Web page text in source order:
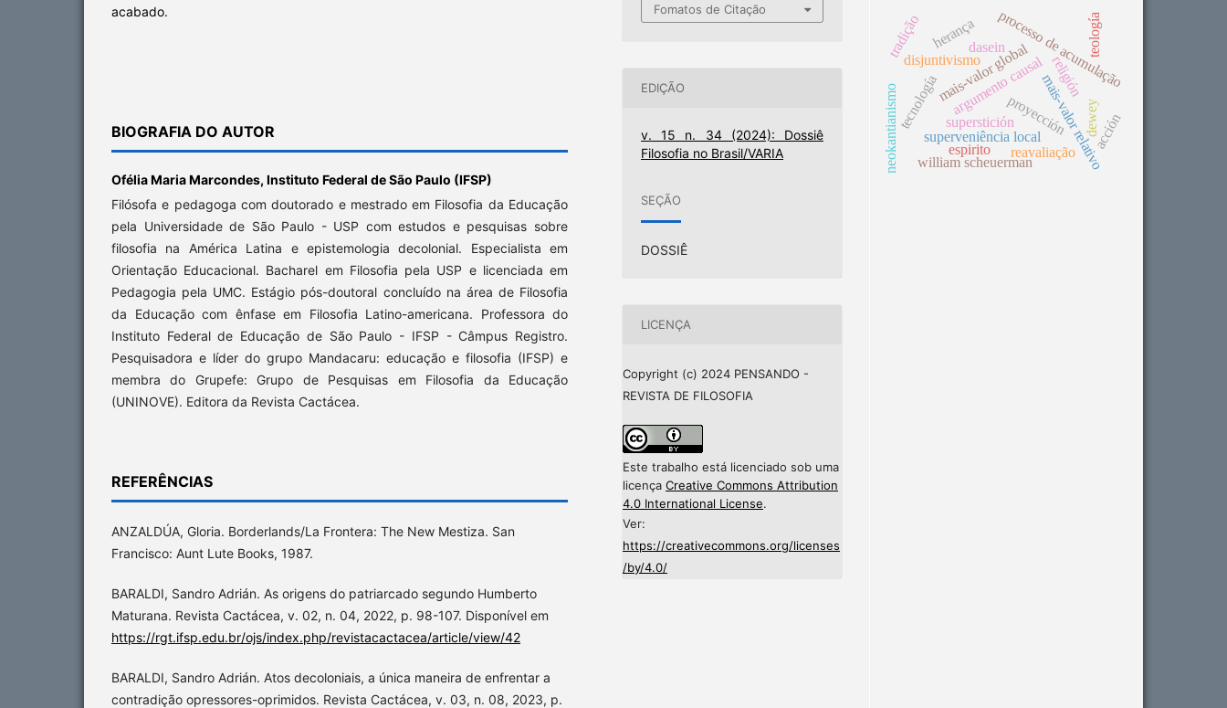
acabado.
BIOGRAFIA DO AUTOR
Ofélia Maria Marcondes, Instituto Federal de São Paulo (IFSP)
Filósofa e pedagoga com doutorado e mestrado em Filosofia da Educação
pela Universidade de São Paulo - USP com estudos e pesquisas sobre
filosofia na América Latina e epistemologia decolonial. Especialista em
Orientação Educacional. Bacharel em Filosofia pela USP e licenciada em
Pedagogia pela UMC. Estágio pós-doutoral concluído na área de Filosofia
da Educação com ênfase em Filosofia Latino-americana. Professora do
Instituto Federal de Educação de São Paulo - IFSP - Câmpus Registro.
Pesquisadora e líder do grupo Mandacaru: educação e filosofia (IFSP) e
membra do Grupefe: Grupo de Pesquisas em Filosofia da Educação
(UNINOVE). Editora da Revista Cactácea.
REFERÊNCIAS
ANZALDÚA, Gloria. Borderlands/La Frontera: The New Mestiza. San
Francisco: Aunt Lute Books, 1987.
BARALDI, Sandro Adrián. As origens do patriarcado segundo Humberto
Maturana. Revista Cactácea, v. 02, n. 04, 2022, p. 98-107. Disponível em
https://rgt.ifsp.edu.br/ojs/index.php/revistacactacea/article/view/42
BARALDI, Sandro Adrián. Atos decoloniais, a única maneira de enfrentar a
contradição opressores-oprimidos. Revista Cactácea, v. 03, n. 08, 2023, p.
Fomatos de Citação
EDIÇÃO
v. 15 n. 34 (2024): Dossiê
Filosofia no Brasil/VARIA
SEÇÃO
DOSSIÊ
LICENÇA
Copyright (c) 2024 PENSANDO -
REVISTA DE FILOSOFIA
Este trabalho está licenciado sob uma
licença Creative Commons Attribution
4.0 International License.
Ver:
https://creativecommons.org/licenses
/by/4.0/
argumento causal
supersticiónproyección
processo de acumulação
mais-valor globalmais-valor relativo
superveniência local
disjuntivismo religión
tecnología dewey
teología
espirito
william scheuerman
neokantianismo
dasein
herança
reavaliação
tradição
acción